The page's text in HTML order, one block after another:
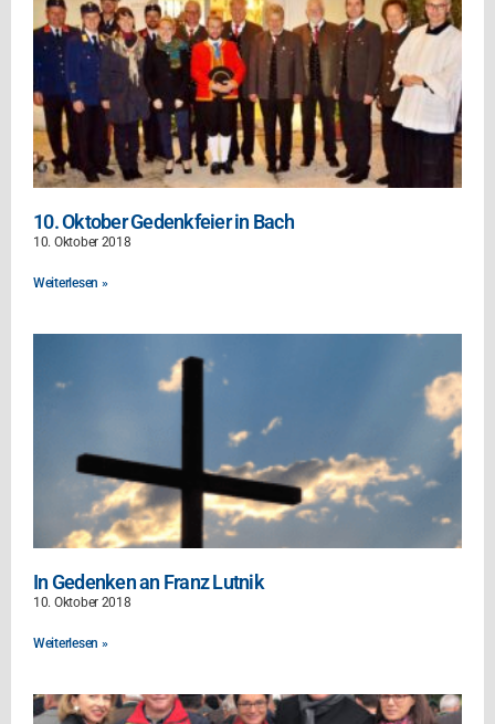
10. Oktober Gedenkfeier in Bach
10. Oktober 2018
Weiterlesen »
In Gedenken an Franz Lutnik
10. Oktober 2018
Weiterlesen »